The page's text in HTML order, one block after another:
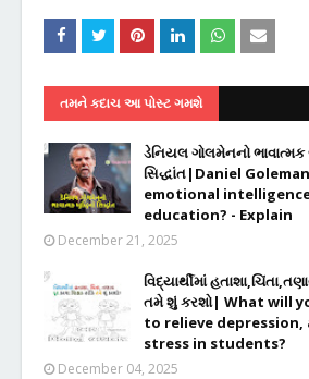
તમને કદાચ આ પોસ્ટ ગમશે
ડેનિયલ ગોલમેનનો ભાવાત્મક
સિદ્ધાંત|Daniel
emotional
education? - Explain
December 21, 2025
વિદ્યાર્થીમાં
તમે શું કરશો| What will
to relieve depression,
stress in students?
December 04, 2025